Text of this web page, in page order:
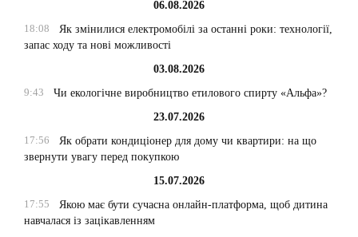
06.08.2026
18:08
Як змінилися електромобілі за останні роки: технології,
запас ходу та нові можливості
03.08.2026
9:43
Чи екологічне виробництво етилового спирту «Альфа»?
23.07.2026
17:56
Як обрати кондиціонер для дому чи квартири: на що
звернути увагу перед покупкою
15.07.2026
17:55
Якою має бути сучасна онлайн-платформа, щоб дитина
навчалася із зацікавленням